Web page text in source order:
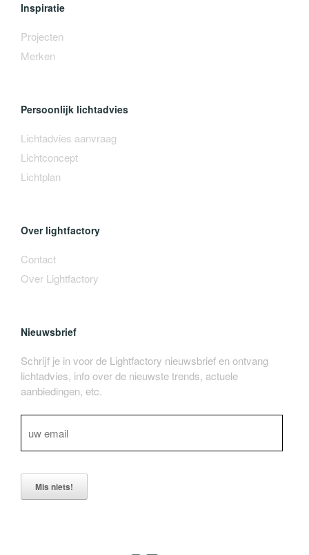
Inspiratie
Projecten
Merken
Persoonlijk lichtadvies
Lichtadvies aanvraag
Lichtconcept
Lichtplan
Over lightfactory
Contact
Over Lightfactory
Nieuwsbrief
Schrijf je in voor de Lightfactory nieuwsbrief en ontvang
lichtadvies, info over de nieuwste trends, actuele
aanbiedingen, etc.